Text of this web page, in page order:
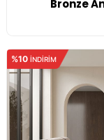
Bronze
%10 INDIRIM